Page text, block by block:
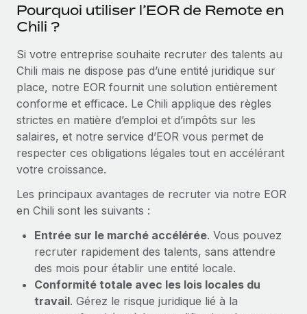
répartis dans 19 pays grâce à Remote
Phiture, un leader notable du conseil en matière de
En savoir plus
Pourquoi utiliser l’EOR de Remote en
Chili ?
Si votre entreprise souhaite recruter des talents au
Chili mais ne dispose pas d’une entité juridique sur
place, notre EOR fournit une solution entièrement
conforme et efficace. Le Chili applique des règles
strictes en matière d’emploi et d’impôts sur les
salaires, et notre service d’EOR vous permet de
respecter ces obligations légales tout en accélérant
votre croissance.
Les principaux avantages de recruter via notre EOR
en Chili sont les suivants :
Entrée sur le marché accélérée. Vous pouvez
recruter rapidement des talents, sans attendre
des mois pour établir une entité locale.
Conformité totale avec les lois locales du
travail. Gérez le risque juridique lié à la